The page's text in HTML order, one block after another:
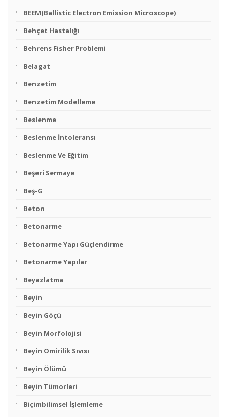
BEEM(Ballistic Electron Emission Microscope)
Behçet Hastalığı
Behrens Fisher Problemi
Belagat
Benzetim
Benzetim Modelleme
Beslenme
Beslenme İntoleransı
Beslenme Ve Eğitim
Beşeri Sermaye
Beş-G
Beton
Betonarme
Betonarme Yapı Güçlendirme
Betonarme Yapılar
Beyazlatma
Beyin
Beyin Göçü
Beyin Morfolojisi
Beyin Omirilik Sıvısı
Beyin Ölümü
Beyin Tümorleri
Biçimbilimsel İşlemleme